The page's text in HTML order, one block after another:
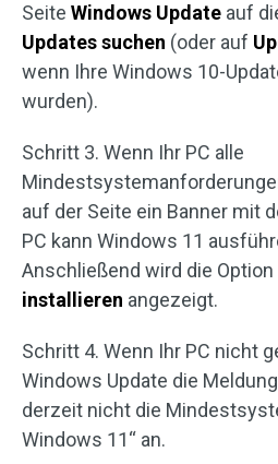
Seite Windows Update auf
Updates suchen (oder auf
wenn Ihre Windows 10-
wurden).
Schritt 3. Wenn Ihr PC alle
auf der Seite ein Banner mit
PC kann Windows 11
Anschließend wird die Option
installieren angezeigt.
Schritt 4. Wenn Ihr PC nicht
Windows Update die
derzeit nicht die
Windows 11“ an.